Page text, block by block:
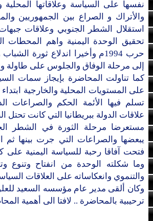
نفسها على السياسة وعلاقاتها
والأتراك و الصراع بين الجمهوريين
استقلال الشطر الجنوبي وعلاقات
تحقيق الوحدة اليمنية واهم المحطات
حرب 1994م وأخيرا اندلاع ثورة
إلى مرحلة الوفاق والجلوس على طاولة
كما تناولت المحاضرة بإيجاز سمات
على المستويات المحلية والخارجية
تسلم فيها الأئمة الحكم والصراعات
علاقات الدولة ببريطانيا التي كانت
مستعرضا مرحلة الثورة في الشطر
فتحت آفاقا رحبة للسياسة اليمنية على
وما شكلته الوحدة من انفتاح وتنوع
والتنموي وانعكاساته على العلاقات
وكان ألقى مدير عام مؤسسه السعيد
ترحيبية بالمحاضرة .. لافتا الى أهمية